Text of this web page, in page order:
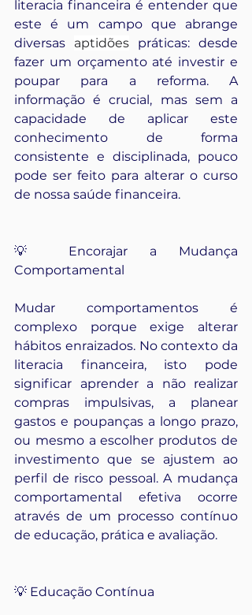
literacia financeira é entender que
este é um campo que abrange
diversas aptidões práticas: desde
fazer um orçamento até investir e
poupar para a reforma. A
informação é crucial, mas sem a
capacidade de aplicar este
conhecimento de forma
consistente e disciplinada, pouco
pode ser feito para alterar o curso
de nossa saúde financeira.
💡 Encorajar a Mudança
Comportamental
Mudar comportamentos é
complexo porque exige alterar
hábitos enraizados. No contexto da
literacia financeira, isto pode
significar aprender a não realizar
compras impulsivas, a planear
gastos e poupanças a longo prazo,
ou mesmo a escolher produtos de
investimento que se ajustem ao
perfil de risco pessoal. A mudança
comportamental efetiva ocorre
através de um processo contínuo
de educação, prática e avaliação.
💡 Educação Contínua